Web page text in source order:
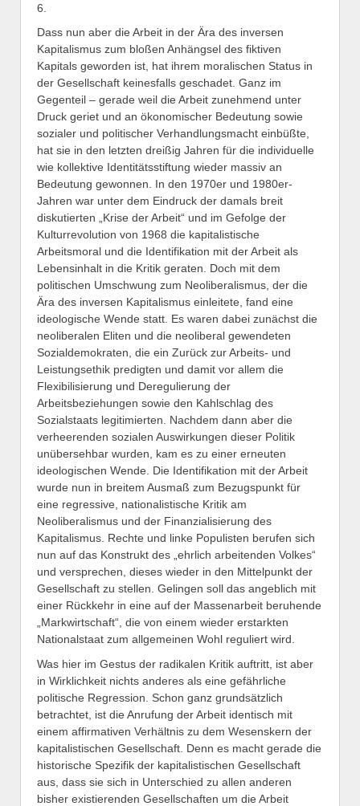
6.
Dass nun aber die Arbeit in der Ära des inversen
Kapitalismus zum bloßen Anhängsel des fiktiven
Kapitals geworden ist, hat ihrem moralischen Status in
der Gesellschaft keinesfalls geschadet. Ganz im
Gegenteil – gerade weil die Arbeit zunehmend unter
Druck geriet und an ökonomischer Bedeutung sowie
sozialer und politischer Verhandlungsmacht einbüßte,
hat sie in den letzten dreißig Jahren für die individuelle
wie kollektive Identitätsstiftung wieder massiv an
Bedeutung gewonnen. In den 1970er und 1980er-
Jahren war unter dem Eindruck der damals breit
diskutierten „Krise der Arbeit“ und im Gefolge der
Kulturrevolution von 1968 die kapitalistische
Arbeitsmoral und die Identifikation mit der Arbeit als
Lebensinhalt in die Kritik geraten. Doch mit dem
politischen Umschwung zum Neoliberalismus, der die
Ära des inversen Kapitalismus einleitete, fand eine
ideologische Wende statt. Es waren dabei zunächst die
neoliberalen Eliten und die neoliberal gewendeten
Sozialdemokraten, die ein Zurück zur Arbeits- und
Leistungsethik predigten und damit vor allem die
Flexibilisierung und Deregulierung der
Arbeitsbeziehungen sowie den Kahlschlag des
Sozialstaats legitimierten. Nachdem dann aber die
verheerenden sozialen Auswirkungen dieser Politik
unübersehbar wurden, kam es zu einer erneuten
ideologischen Wende. Die Identifikation mit der Arbeit
wurde nun in breitem Ausmaß zum Bezugspunkt für
eine regressive, nationalistische Kritik am
Neoliberalismus und der Finanzialisierung des
Kapitalismus. Rechte und linke Populisten berufen sich
nun auf das Konstrukt des „ehrlich arbeitenden Volkes“
und versprechen, dieses wieder in den Mittelpunkt der
Gesellschaft zu stellen. Gelingen soll das angeblich mit
einer Rückkehr in eine auf der Massenarbeit beruhende
„Markwirtschaft“, die von einem wieder erstarkten
Nationalstaat zum allgemeinen Wohl reguliert wird.
Was hier im Gestus der radikalen Kritik auftritt, ist aber
in Wirklichkeit nichts anderes als eine gefährliche
politische Regression. Schon ganz grundsätzlich
betrachtet, ist die Anrufung der Arbeit identisch mit
einem affirmativen Verhältnis zu dem Wesenskern der
kapitalistischen Gesellschaft. Denn es macht gerade die
historische Spezifik der kapitalistischen Gesellschaft
aus, dass sie sich in Unterschied zu allen anderen
bisher existierenden Gesellschaften um die Arbeit